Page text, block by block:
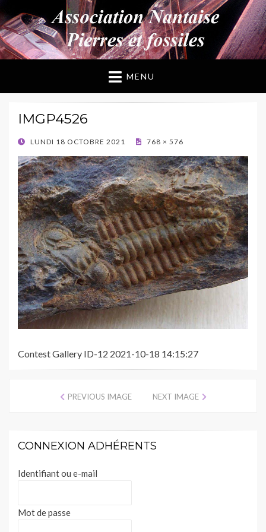
ANPF
Association Nantaise Pierres et Fossiles
MENU
IMGP4526
POSTED
LUNDI 18 OCTOBRE 2021 768 × 576
Contest Gallery ID-12 2021-10-18 14:15:27
PREVIOUS IMAGE NEXT IMAGE
CONNEXION ADHÉRENTS
Identifiant ou e-mail
Mot de passe